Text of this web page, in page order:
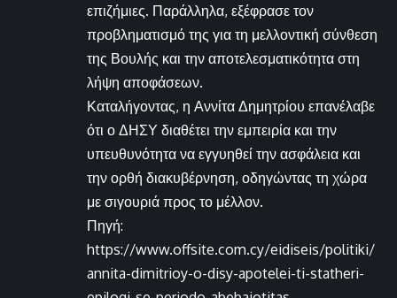
επιζήμιες. Παράλληλα, εξέφρασε τον
προβληματισμό της για τη μελλοντική σύνθεση
της Βουλής και την αποτελεσματικότητα στη
λήψη αποφάσεων.
Καταλήγοντας, η Αννίτα Δημητρίου επανέλαβε
ότι ο ΔΗΣΥ διαθέτει την εμπειρία και την
υπευθυνότητα να εγγυηθεί την ασφάλεια και
την ορθή διακυβέρνηση, οδηγώντας τη χώρα
με σιγουριά προς το μέλλον.
Πηγή:
https://www.offsite.com.cy/eidiseis/politiki/
annita-dimitrioy-o-disy-apotelei-ti-statheri-